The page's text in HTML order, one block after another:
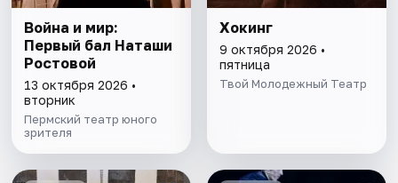
Война и мир:
Первый бал Наташи
Ростовой
13 октября 2026 •
вторник
Пермский театр юного
зрителя
Хокинг
9 октября 2026 •
пятница
Твой Молодежный Театр